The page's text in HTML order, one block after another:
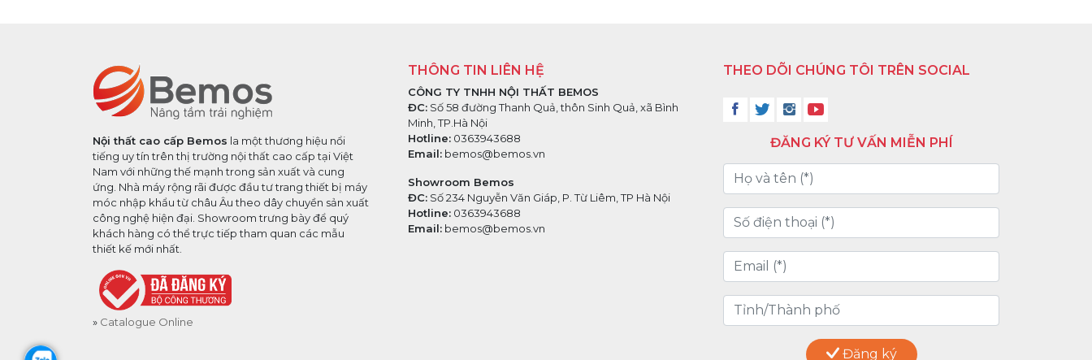
Nội thất cao cấp Bemos la một thương hiệu nổi
tiếng uy tín trên thị trường nội thất cao cấp tại Việt
Nam với những thế mạnh trong sản xuất và cung
ứng. Nhà máy rộng rãi được đầu tư trang thiết bị máy
móc nhập khẩu từ châu Âu theo dây chuyền sản xuất
công nghệ hiện đại. Showroom trưng bày để quý
khách hàng có thể trực tiếp tham quan các mẫu
thiết kế mới nhất.
Catalogue Online
THÔNG TIN LIÊN HỆ
CÔNG TY TNHH NỘI THẤT BEMOS
ĐC: Số 58 đường Thanh Quả, thôn Sinh Quả, xã Bình
Minh, TP.Hà Nội
Hotline: 0363943688
Email: bemos@bemos.vn
Showroom Bemos
ĐC: Số 234 Nguyễn Văn Giáp, P. Từ Liêm, TP Hà Nội
Hotline: 0363943688
Email: bemos@bemos.vn
THEO DÕI CHÚNG TÔI TRÊN SOCIAL
ĐĂNG KÝ TƯ VẤN MIỄN PHÍ
Đăng ký